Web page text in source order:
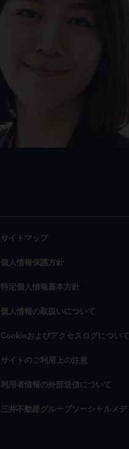
サイトマップ
個人情報保護方針
特定個人情報基本方針
個人情報の取扱いについて
Cookieおよびアクセスログについて
サイトのご利用上の注意
利用者情報の外部送信について
三井不動産グループソーシャルメ